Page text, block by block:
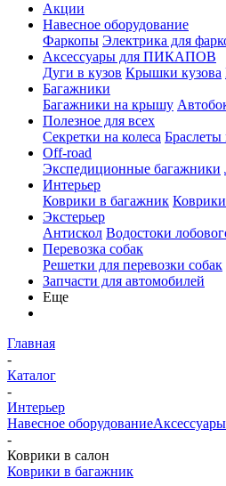
Акции
Навесное оборудование
Фаркопы Электрика для
Аксессуары для ПИКАПОВ
Дуги в кузов Крышки кузова
Багажники
Багажники на крышу
Полезное для всех
Секретки на колеса Браслеты
Off-road
Экспедиционные багажники
Интерьер
Коврики в багажник
Экстерьер
Антискол Водостоки
Перевозка собак
Решетки для перевозки собак
Запчасти для автомобилей
Еще
Главная
-
Каталог
-
Интерьер
Навесное оборудование
-
Коврики в салон
Коврики в багажник